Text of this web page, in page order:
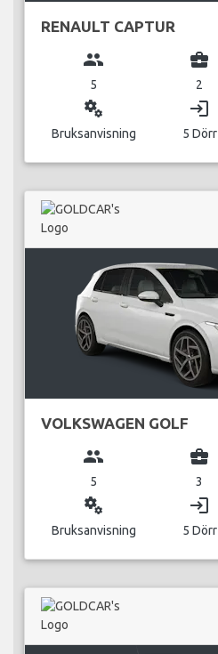
RENAULT CAPTUR
group
5
business_center
2
miscellaneous_services
Bruksanvisning
login
5 Dörr
VOLKSWAGEN GOLF
group
5
business_center
3
miscellaneous_services
Bruksanvisning
login
5 Dörr